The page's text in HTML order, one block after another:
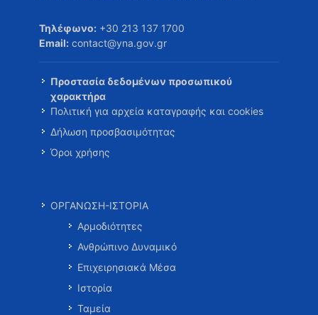
Τηλέφωνο: +30 213 137 1700
Email: contact@yna.gov.gr
Προστασία δεδομένων προσωπικού
χαρακτήρα
Πολιτική για αρχεία καταγραφής και cookies
Δήλωση προσβασιμότητας
Όροι χρήσης
ΟΡΓΑΝΩΣΗ-ΙΣΤΟΡΙΑ
Αρμοδιότητες
Ανθρώπινο Δυναμικό
Επιχειρησιακά Μέσα
Ιστορία
Ταμεία